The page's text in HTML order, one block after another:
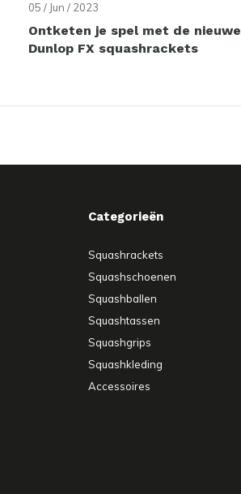
05 / Jun / 2023
Ontketen je spel met de nieuwe
Dunlop FX squashrackets
Categorieën
Squashrackets
Squashschoenen
Squashballen
Squashtassen
Squashgrips
Squashkleding
Accessoires